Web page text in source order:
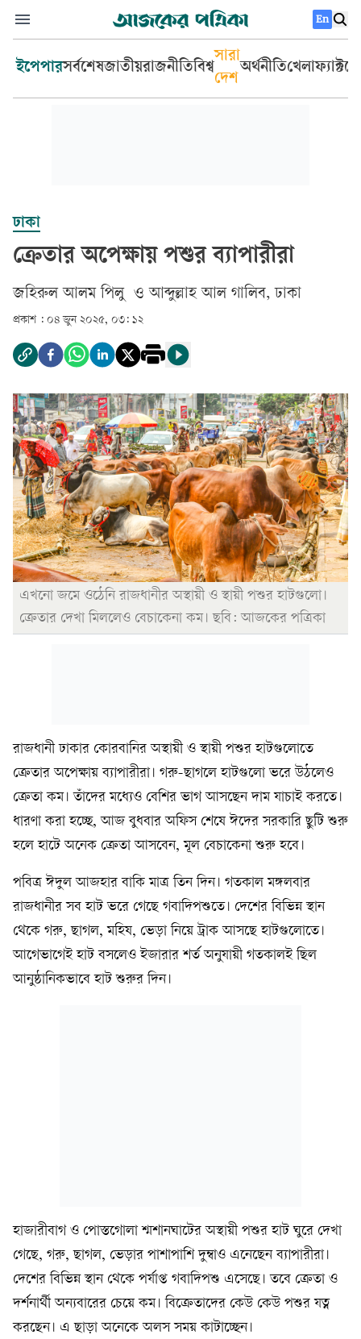
En
ইপেপারসর্বশেষজাতীয়রাজনীতিবিশ্ব
সারা
দেশ
অর্থনীতিখেলা
ঢাকা
ক্রেতার অপেক্ষায় পশুর ব্যাপারীরা
জহিরুল আলম পিলু ও আব্দুল্লাহ আল গালিব, ঢাকা
প্রকাশ : ০৪ জুন ২০২৫, ০৩: ১২
এখনো জমে ওঠেনি রাজধানীর অস্থায়ী ও স্থায়ী পশুর হাটগুলো।
ক্রেতার দেখা মিললেও বেচাকেনা কম। ছবি: আজকের পত্রিকা
রাজধানী ঢাকার কোরবানির অস্থায়ী ও স্থায়ী পশুর হাটগুলোতে
ক্রেতার অপেক্ষায় ব্যাপারীরা। গরু-ছাগলে হাটগুলো ভরে উঠলেও
ক্রেতা কম। তাঁদের মধ্যেও বেশির ভাগ আসছেন দাম যাচাই করতে।
ধারণা করা হচ্ছে, আজ বুধবার অফিস শেষে ঈদের সরকারি ছুটি শুরু
হলে হাটে অনেক ক্রেতা আসবেন, মূল বেচাকেনা শুরু হবে।
পবিত্র ঈদুল আজহার বাকি মাত্র তিন দিন। গতকাল মঙ্গলবার
রাজধানীর সব হাট ভরে গেছে গবাদিপশুতে। দেশের বিভিন্ন স্থান
থেকে গরু, ছাগল, মহিষ, ভেড়া নিয়ে ট্রাক আসছে হাটগুলোতে।
আগেভাগেই হাট বসলেও ইজারার শর্ত অনুযায়ী গতকালই ছিল
আনুষ্ঠানিকভাবে হাট শুরুর দিন।
হাজারীবাগ ও পোস্তগোলা শ্মশানঘাটের অস্থায়ী পশুর হাট ঘুরে দেখা
গেছে, গরু, ছাগল, ভেড়ার পাশাপাশি দুম্বাও এনেছেন ব্যাপারীরা।
দেশের বিভিন্ন স্থান থেকে পর্যাপ্ত গবাদিপশু এসেছে। তবে ক্রেতা ও
দর্শনার্থী অন্যবারের চেয়ে কম। বিক্রেতাদের কেউ কেউ পশুর যত্ন
করছেন। এ ছাড়া অনেকে অলস সময় কাটাচ্ছেন।